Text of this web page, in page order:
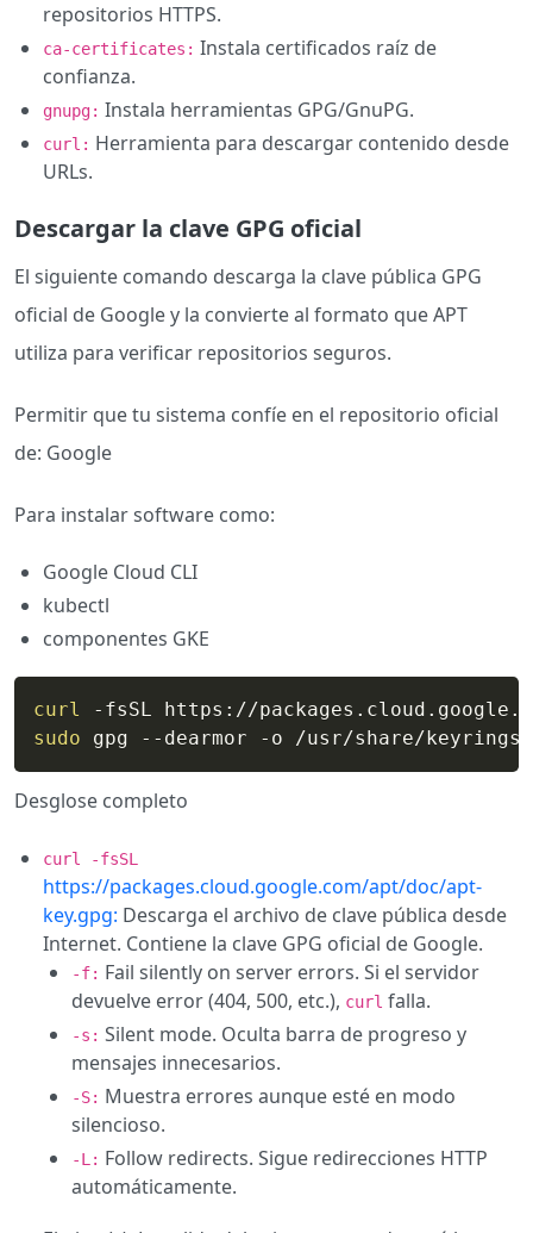
repositorios HTTPS.
ca-certificates: Instala certificados raíz de
confianza.
gnupg: Instala herramientas GPG/GnuPG.
curl: Herramienta para descargar contenido desde
URLs.
Descargar la clave GPG oficial
El siguiente comando descarga la clave pública GPG
oficial de Google y la convierte al formato que APT
utiliza para verificar repositorios seguros.
Permitir que tu sistema confíe en el repositorio oficial
de: Google
Para instalar software como:
Google Cloud CLI
kubectl
componentes GKE
curl
-fsSL https://
sudo gpg --dearmor -o /usr/share/keyrings/
Desglose completo
curl -fsSL
https://packages.cloud.google.com/apt/doc/apt-
key.gpg: Descarga el archivo de clave pública desde
Internet. Contiene la clave GPG oficial de Google.
-f: Fail silently on server errors. Si el servidor
devuelve error (404, 500, etc.), curl falla.
-s: Silent mode. Oculta barra de progreso y
mensajes innecesarios.
-S: Muestra errores aunque esté en modo
silencioso.
-L: Follow redirects. Sigue redirecciones HTTP
automáticamente.